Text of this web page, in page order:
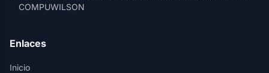
COMPUWILSON
Enlaces
Inicio